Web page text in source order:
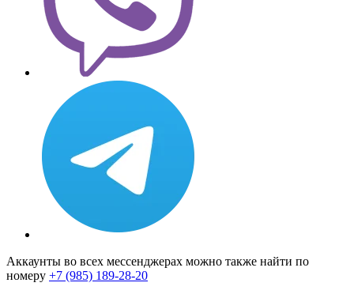
Аккаунты во всех мессенджерах можно также найти по
номеру +7 (985) 189-28-20